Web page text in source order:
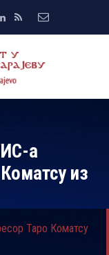
а
из
Таро Коматсу